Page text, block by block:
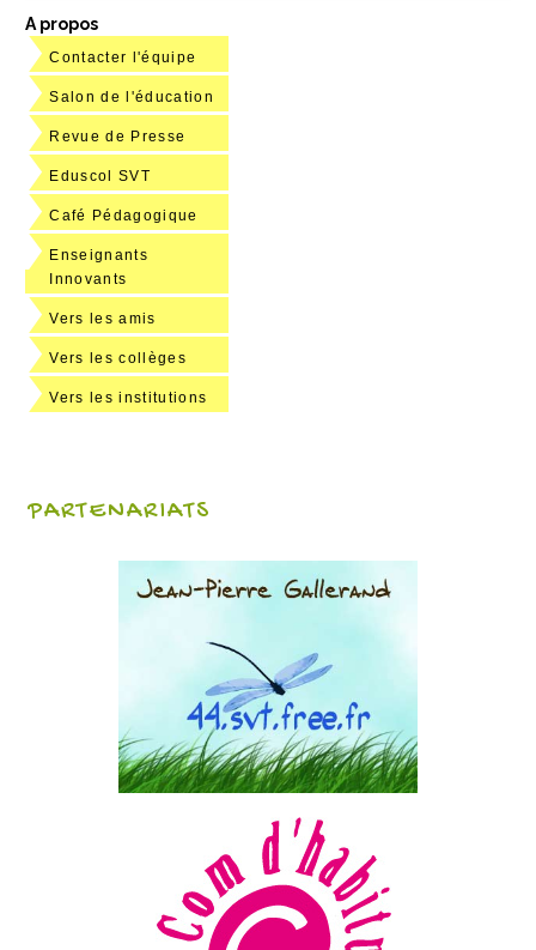
A propos
Contacter l'équipe
Salon de l'éducation
Revue de Presse
Eduscol SVT
Café Pédagogique
Enseignants
Innovants
Vers les amis
Vers les collèges
Vers les institutions
PARTENARIATS